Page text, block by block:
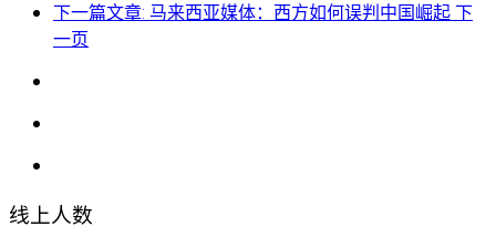
下一篇文章: 马来西亚媒体：西方如何误判中国崛起下
一页
线上人数